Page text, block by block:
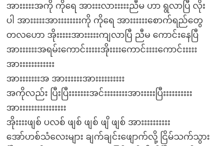
အားးးးးအကို ကိုရေ အားးးလားးးးးညီမ ဟာ ရွလာပြီ လိုး
ပါ အားးးးးအားးးးးးးးကို ကိုရေ အားးးးးးစောက်ရည်တွေ
တလဟော အိုးးးးးအားးးးးကျလာပြီ ညီမ ကောင်းနေပြီ
အားးးးးးအရမ်းကောင်းးးးးအိုးးးးကောင်းးးးကောင်းးးးး
အားးးးးးးးးးးး
အားးးးးးးအ အားးးးးးအားးးးးးးးးး
အကိုလည်း ပြီးပြီးးးးးးးအင်းးးးးးးးအားးးးးပြီးးးးးးးးးး
အားးးးးးးးးးးးးးးး
အိုးးးးဖျစ် ပလစ် ဖျစ် ဖျစ် ဖျိ ဖျစ် အားးးးးးးးးး
အော်ဟစ်သံလေးများ ချက်ချင်းဖျောက်လို့ ငြိမ်သက်သွား